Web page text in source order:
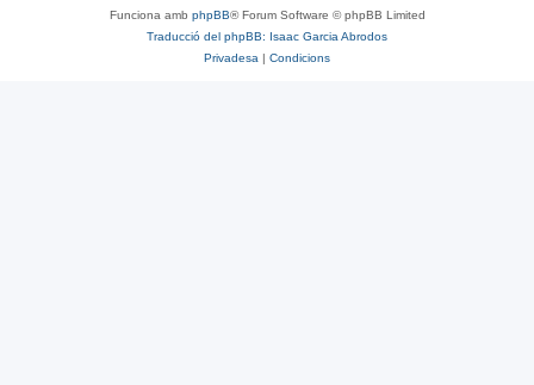
Funciona amb phpBB® Forum Software © phpBB Limited
Traducció del phpBB: Isaac Garcia Abrodos
Privadesa | Condicions